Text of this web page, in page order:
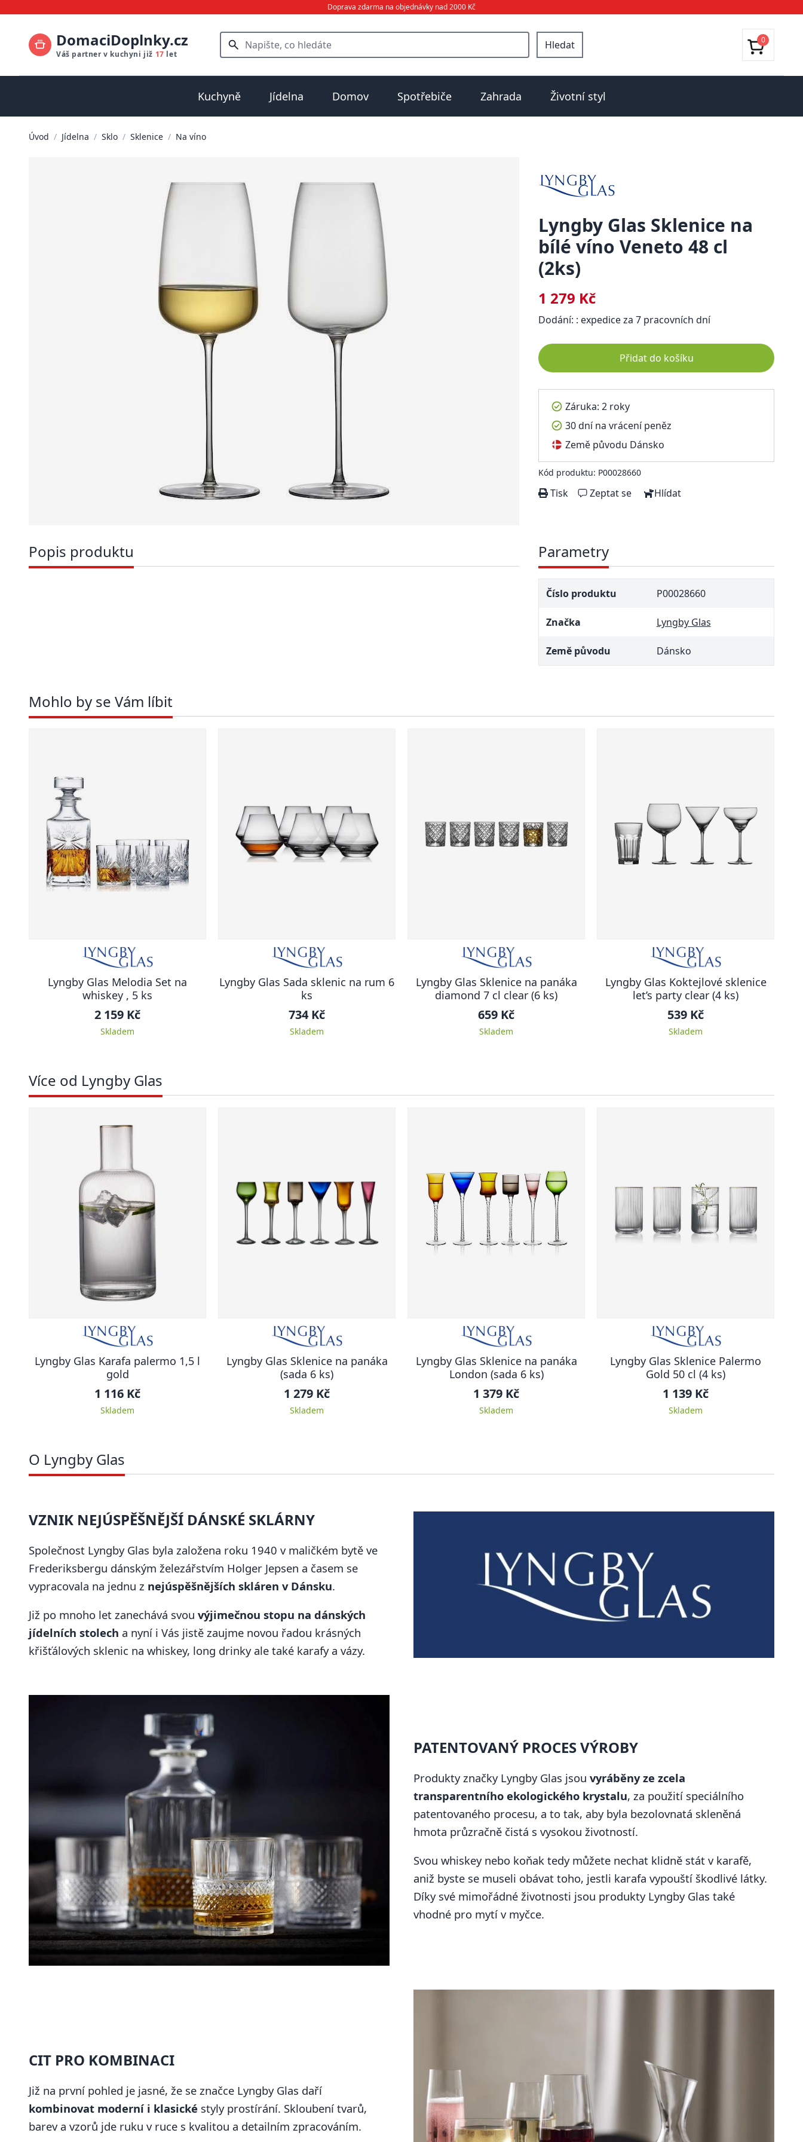
Doprava zdarma na objednávky nad 2000 Kč
DomaciDoplnky.cz
Váš partner v kuchyni již 17 let
Hledat 0
Kuchyně Jídelna Domov Spotřebiče Zahrada Životní styl
Úvod / Jídelna / Sklo / Sklenice / Na víno
Lyngby Glas Sklenice na
bílé víno Veneto 48 cl
(2ks)
1 279 Kč
Dodání: : expedice za 7 pracovních dní
Přidat do košíku
Záruka: 2 roky
30 dní na vrácení peněz
Země původu Dánsko
Kód produktu: P00028660
Tisk Zeptat se Hlídat
Popis produktu Parametry
Číslo produktu P00028660
Značka Lyngby Glas
Země původu Dánsko
Mohlo by se Vám líbit
Lyngby Glas Melodia Set na
whiskey , 5 ks
2 159 Kč
Skladem
Lyngby Glas Sada sklenic na rum 6
ks
734 Kč
Skladem
Lyngby Glas Sklenice na panáka
diamond 7 cl clear (6 ks)
659 Kč
Skladem
Lyngby Glas Koktejlové sklenice
let’s party clear (4 ks)
539 Kč
Skladem
Více od Lyngby Glas
Lyngby Glas Karafa palermo 1,5 l
gold
1 116 Kč
Skladem
Lyngby Glas Sklenice na panáka
(sada 6 ks)
1 279 Kč
Skladem
Lyngby Glas Sklenice na panáka
London (sada 6 ks)
1 379 Kč
Skladem
Lyngby Glas Sklenice Palermo
Gold 50 cl (4 ks)
1 139 Kč
Skladem
O Lyngby Glas
VZNIK NEJÚSPĚŠNĚJŠÍ DÁNSKÉ SKLÁRNY
Společnost Lyngby Glas byla založena roku 1940 v maličkém bytě ve
Frederiksbergu dánským železářstvím Holger Jepsen a časem se
vypracovala na jednu z nejúspěšnějších skláren v Dánsku.
Již po mnoho let zanechává svou výjimečnou stopu na dánských
jídelních stolech a nyní i Vás jistě zaujme novou řadou krásných
křišťálových sklenic na whiskey, long drinky ale také karafy a vázy.
PATENTOVANÝ PROCES VÝROBY
Produkty značky Lyngby Glas jsou vyráběny ze zcela
transparentního ekologického krystalu, za použití speciálního
patentovaného procesu, a to tak, aby byla bezolovnatá skleněná
hmota průzračně čistá s vysokou životností.
Svou whiskey nebo koňak tedy můžete nechat klidně stát v karafě,
aniž byste se museli obávat toho, jestli karafa vypouští škodlivé látky.
Díky své mimořádné životnosti jsou produkty Lyngby Glas také
vhodné pro mytí v myčce.
CIT PRO KOMBINACI
Již na první pohled je jasné, že se značce Lyngby Glas daří
kombinovat moderní i klasické styly prostírání. Skloubení tvarů,
barev a vzorů jde ruku v ruce s kvalitou a detailním zpracováním.